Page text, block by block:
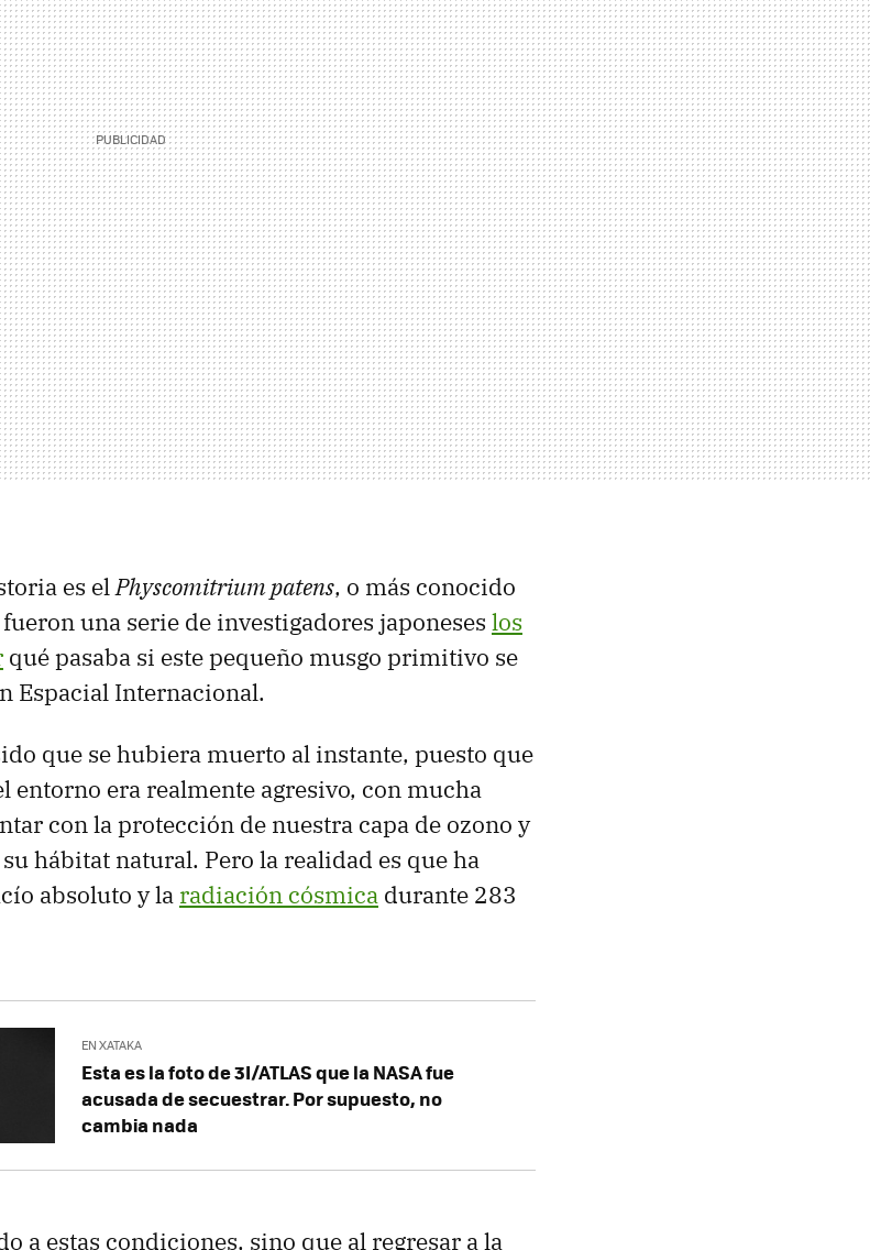
es elPhyscomitrium patens, o más conocido
fueron una serie de investigadores japoneses los
qué pasaba si este pequeño musgo primitivo se
Espacial Internacional.
que se hubiera muerto al instante, puesto que
entorno era realmente agresivo, con mucha
con la protección de nuestra capa de ozono y
hábitat natural. Pero la realidad es que ha
absoluto y la radiación cósmica durante 283
EN XATAKA
Esta es la foto de 3I/ATLAS que la NASA fue
acusada de secuestrar. Por supuesto, no
cambia nada
a estas condiciones, sino que al regresar a la